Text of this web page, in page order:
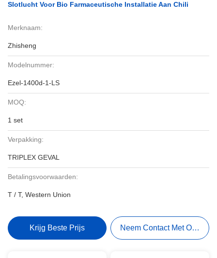
Slotlucht Voor Bio Farmaceutische Installatie Aan Chili
Merknaam:
Zhisheng
Modelnummer:
Ezel-1400d-1-LS
MOQ:
1 set
Verpakking:
TRIPLEX GEVAL
Betalingsvoorwaarden:
T / T, Western Union
Krijg Beste Prijs Neem Contact Met Ons Op